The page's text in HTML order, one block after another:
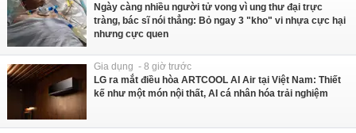
Ngày càng nhiều người tử vong vì ung thư đại trực
tràng, bác sĩ nói thẳng: Bỏ ngay 3 "kho" vi nhựa cực hại
nhưng cực quen
Gia dụng - 8 giờ trước
LG ra mắt điều hòa ARTCOOL AI Air tại Việt Nam: Thiết
kế như một món nội thất, AI cá nhân hóa trải nghiệm